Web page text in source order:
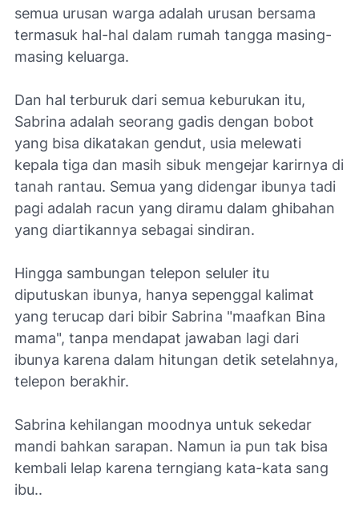
semua urusan warga adalah urusan bersama
termasuk hal-hal dalam rumah tangga masing-
masing keluarga.
Dan hal terburuk dari semua keburukan itu,
Sabrina adalah seorang gadis dengan bobot
yang bisa dikatakan gendut, usia melewati
kepala tiga dan masih sibuk mengejar karirnya di
tanah rantau. Semua yang didengar ibunya tadi
pagi adalah racun yang diramu dalam ghibahan
yang diartikannya sebagai sindiran.
Hingga sambungan telepon seluler itu
diputuskan ibunya, hanya sepenggal kalimat
yang terucap dari bibir Sabrina "maafkan Bina
mama", tanpa mendapat jawaban lagi dari
ibunya karena dalam hitungan detik setelahnya,
telepon berakhir.
Sabrina kehilangan moodnya untuk sekedar
mandi bahkan sarapan. Namun ia pun tak bisa
kembali lelap karena terngiang kata-kata sang
ibu..